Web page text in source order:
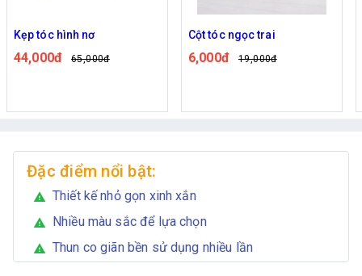
Kẹp tóc hình nơ
44,000đ 65,000đ
Cột tóc ngọc trai
6,000đ 19,000đ
Đặc điểm nổi bật:
warning Thiết kế nhỏ gọn xinh xắn
warning Nhiều màu sắc để lựa chọn
warning Thun co giãn bền sử dụng nhiều lần